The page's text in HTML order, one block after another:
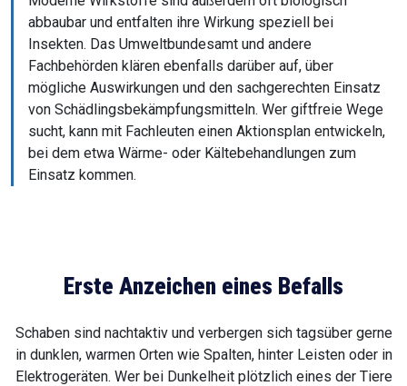
abbaubar und entfalten ihre Wirkung speziell bei
Insekten. Das Umweltbundesamt und andere
Fachbehörden klären ebenfalls darüber auf, über
mögliche Auswirkungen und den sachgerechten Einsatz
von Schädlingsbekämpfungsmitteln. Wer giftfreie Wege
sucht, kann mit Fachleuten einen Aktionsplan entwickeln,
bei dem etwa Wärme- oder Kältebehandlungen zum
Einsatz kommen.
Erste Anzeichen eines Befalls
Schaben sind nachtaktiv und verbergen sich tagsüber gerne
in dunklen, warmen Orten wie Spalten, hinter Leisten oder in
Elektrogeräten. Wer bei Dunkelheit plötzlich eines der Tiere